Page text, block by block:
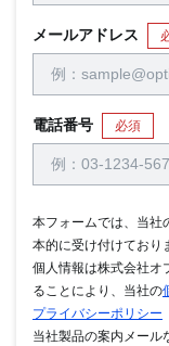
メールアドレス
電話番号 必須
本フォームでは、当社
本的に受け付けており
個人情報は株式会社オ
ることにより、当社の
プライバシーポリシー
当社製品の案内メール